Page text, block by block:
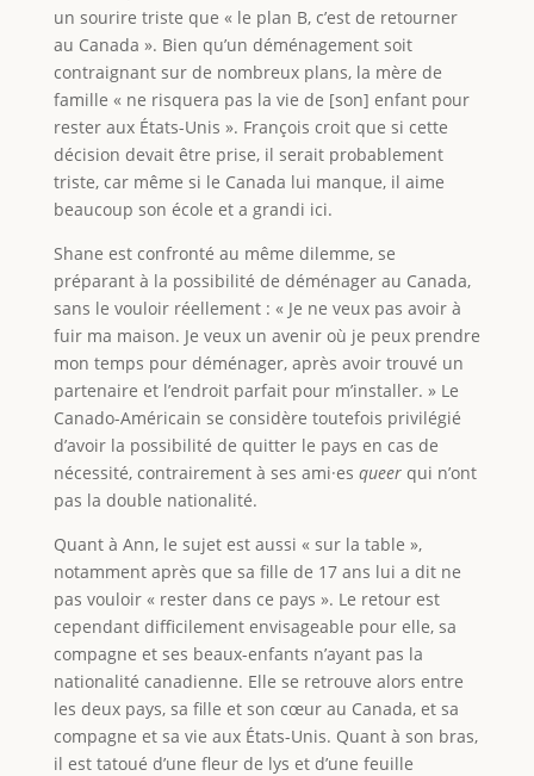
un sourire triste que « le plan B, c’est de retourner
au Canada ». Bien qu’un déménagement soit
contraignant sur de nombreux plans, la mère de
famille « ne risquera pas la vie de [son] enfant pour
rester aux États-Unis ». François croit que si cette
décision devait être prise, il serait probablement
triste, car même si le Canada lui manque, il aime
beaucoup son école et a grandi ici.
Shane est confronté au même dilemme, se
préparant à la possibilité de déménager au Canada,
sans le vouloir réellement : « Je ne veux pas avoir à
fuir ma maison. Je veux un avenir où je peux prendre
mon temps pour déménager, après avoir trouvé un
partenaire et l’endroit parfait pour m’installer. » Le
Canado-Américain se considère toutefois privilégié
d’avoir la possibilité de quitter le pays en cas de
nécessité, contrairement à ses ami·es queer qui n’ont
pas la double nationalité.
Quant à Ann, le sujet est aussi « sur la table »,
notamment après que sa fille de 17 ans lui a dit ne
pas vouloir « rester dans ce pays ». Le retour est
cependant difficilement envisageable pour elle, sa
compagne et ses beaux-enfants n’ayant pas la
nationalité canadienne. Elle se retrouve alors entre
les deux pays, sa fille et son cœur au Canada, et sa
compagne et sa vie aux États-Unis. Quant à son bras,
il est tatoué d’une fleur de lys et d’une feuille